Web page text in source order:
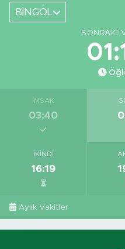
BİNGÖL
SONRAKI
İMSAK
03:40
İKINDI
16:19
Aylık Vakitler